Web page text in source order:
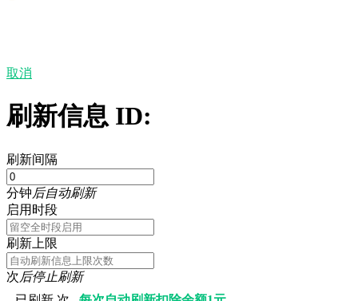
取消
刷新信息 ID:
刷新间隔
分钟后自动刷新
启用时段
刷新上限
次后停止刷新